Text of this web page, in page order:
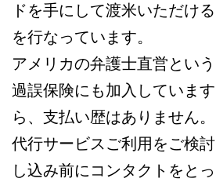
ドを手にして渡米いただけ
を行なっています。
アメリカの弁護士直営とい
過誤保険にも加入していま
ら、支払い歴はありません。
代行サービスご利用をご検
し込み前にコンタクトをと